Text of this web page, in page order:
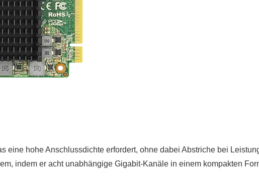
eine hohe Anschlussdichte erfordert, ohne dabei Abstriche bei
indem er acht unabhängige Gigabit-Kanäle in einem kompakten